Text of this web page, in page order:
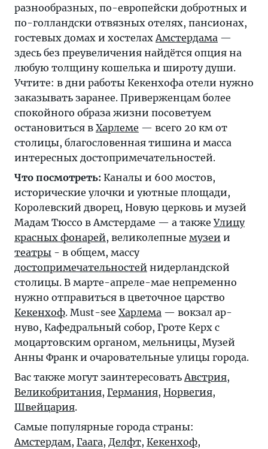
разнообразных, по-европейски добротных и
по-голландски отвязных отелях, пансионах,
гостевых домах и хостелахАмстердама —
здесь без преувеличения найдётся опция на
любую толщину кошелька и широту души.
Учтите: в дни работы Кекенхофа отели нужно
заказывать заранее. Приверженцам более
спокойного образа жизни посоветуем
остановиться в Харлеме — всего 20 км от
столицы, благословенная тишина и масса
интересных достопримечательностей.
Что посмотреть: Каналы и 600 мостов,
исторические улочки и уютные площади,
Королевский дворец, Новую церковь и музей
Мадам Тюссо в Амстердаме — а также Улицу
красных фонарей, великолепные музеи и
театры - в общем, массу
достопримечательностей нидерландской
столицы. В марте-апреле-мае непременно
нужно отправиться в цветочное царство
Кекенхоф. Must-see Харлема — вокзал ар-
нуво, Кафедральный собор, Гроте Керх с
моцартовским органом, мельницы, Музей
Анны Франк и очаровательные улицы города.
Вас также могут заинтересоватьАвстрия,
Великобритания, Германия, Норвегия,
Швейцария.
Самые популярные города страны:
Амстердам, Гаага, Делфт, Кекенхоф,